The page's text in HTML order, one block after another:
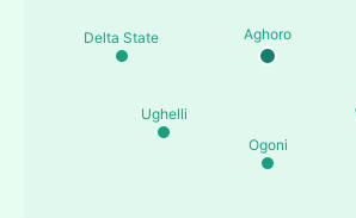
Aghoro
Ogoni
Ughelli
Delta State